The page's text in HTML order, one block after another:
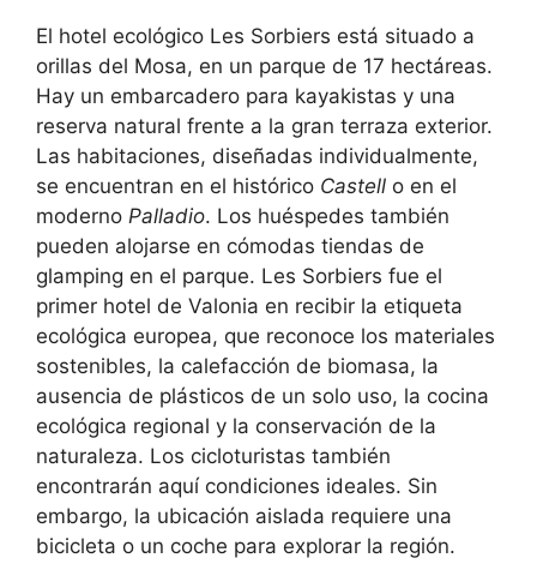
El hotel ecológico Les Sorbiers está situado a
orillas del Mosa, en un parque de 17 hectáreas.
Hay un embarcadero para kayakistas y una
reserva natural frente a la gran terraza exterior.
Las habitaciones, diseñadas individualmente,
se encuentran en el histórico Castell o en el
moderno Palladio. Los huéspedes también
pueden alojarse en cómodas tiendas de
glamping en el parque. Les Sorbiers fue el
primer hotel de Valonia en recibir la etiqueta
ecológica europea, que reconoce los materiales
sostenibles, la calefacción de biomasa, la
ausencia de plásticos de un solo uso, la cocina
ecológica regional y la conservación de la
naturaleza. Los cicloturistas también
encontrarán aquí condiciones ideales. Sin
embargo, la ubicación aislada requiere una
bicicleta o un coche para explorar la región.